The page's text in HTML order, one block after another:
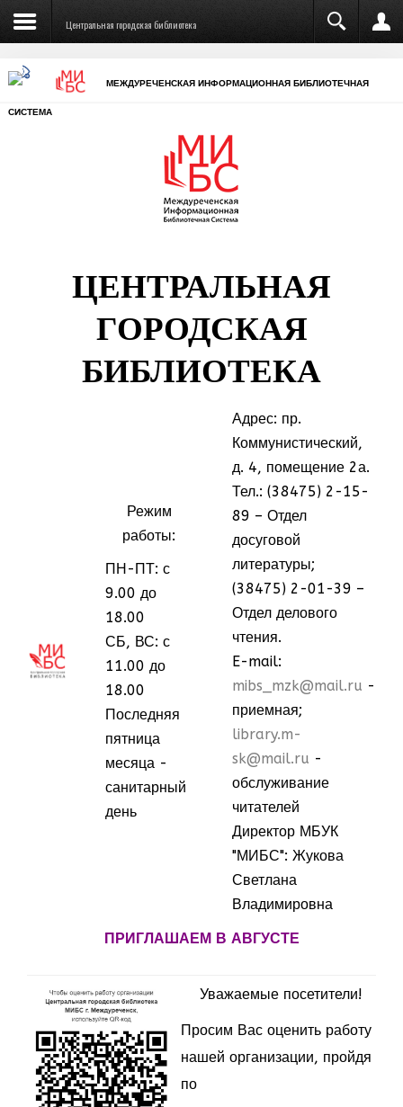
Центральная городская библиотека
МЕЖДУРЕЧЕНСКАЯ ИНФОРМАЦИОННАЯ БИБЛИОТЕЧНАЯ
СИСТЕМА
ЦЕНТРАЛЬНАЯ
ГОРОДСКАЯ
БИБЛИОТЕКА
Режим
работы:
ПН-ПТ: с
9.00 до
18.00
СБ, ВС: с
11.00 до
18.00
Последняя
пятница
месяца -
санитарный
день
Адрес: пр.
Коммунистический,
д. 4, помещение 2а.
Тел.: (38475) 2-15-
89 – Отдел
досуговой
литературы;
(38475) 2-01-39 –
Отдел делового
чтения.
E-mail:
mibs_mzk@mail.ru -
приемная;
library.m-
sk@mail.ru -
обслуживание
читателей
Директор МБУК
"МИБС": Жукова
Светлана
Владимировна
ПРИГЛАШАЕМ В АВГУСТЕ
Уважаемые посетители!
Просим Вас оценить работу
нашей организации, пройдя
по